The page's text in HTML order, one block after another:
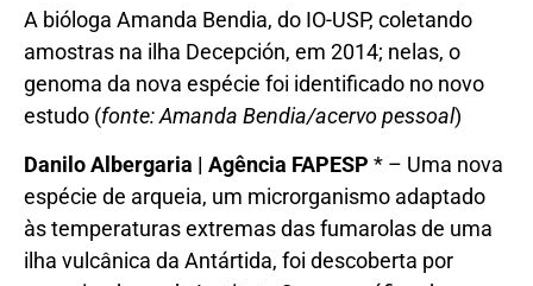
A bióloga Amanda Bendia, do IO-USP, coletando
amostras na ilha Decepción, em 2014; nelas, o
genoma da nova espécie foi identificado no novo
estudo (fonte: Amanda Bendia/acervo pessoal)
Danilo Albergaria | Agência FAPESP * – Uma nova
espécie de arqueia, um microrganismo adaptado
às temperaturas extremas das fumarolas de uma
ilha vulcânica da Antártida, foi descoberta por